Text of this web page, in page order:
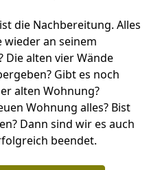
die Nachbereitung. Alles
wieder an seinem
Die alten vier Wände
Gibt es noch
alten Wohnung?
Wohnung alles? Bist
Dann sind wir es auch
beendet.